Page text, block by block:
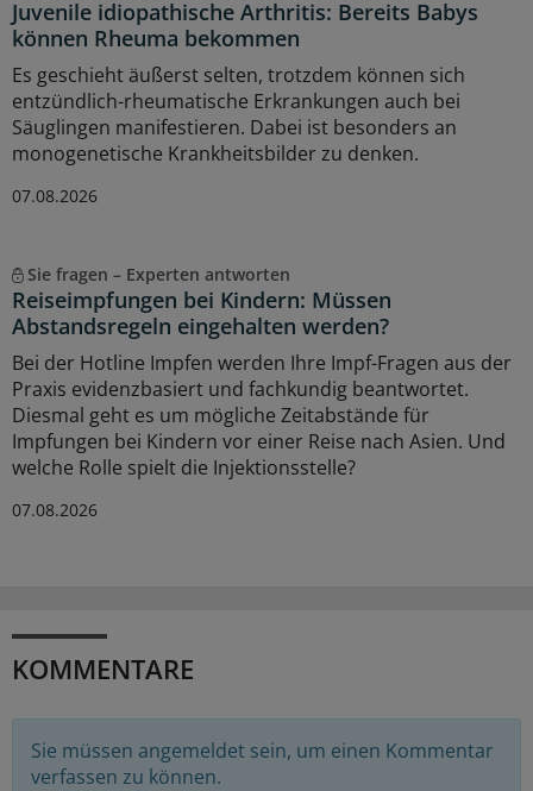
Juvenile idiopathische Arthritis: Bereits Babys
können Rheuma bekommen
Es geschieht äußerst selten, trotzdem können sich
entzündlich-rheumatische Erkrankungen auch bei
Säuglingen manifestieren. Dabei ist besonders an
monogenetische Krankheitsbilder zu denken.
07.08.2026
Sie fragen – Experten antworten
Reiseimpfungen bei Kindern: Müssen
Abstandsregeln eingehalten werden?
Bei der Hotline Impfen werden Ihre Impf-Fragen aus der
Praxis evidenzbasiert und fachkundig beantwortet.
Diesmal geht es um mögliche Zeitabstände für
Impfungen bei Kindern vor einer Reise nach Asien. Und
welche Rolle spielt die Injektionsstelle?
07.08.2026
KOMMENTARE
Sie müssen angemeldet sein, um einen Kommentar
verfassen zu können.